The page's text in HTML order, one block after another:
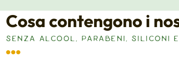
Cosa contengono i
SENZA ALCOOL, PARABENI, SILICONI